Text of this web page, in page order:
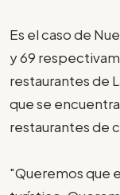
Es el caso de
y 69
restaurantes de
que se
restaurantes de
"Queremos que